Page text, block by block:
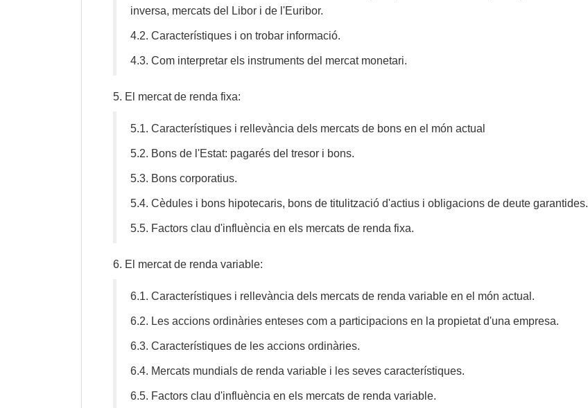
inversa, mercats del Libor i de l'Euribor.
4.2. Característiques i on trobar informació.
4.3. Com interpretar els instruments del mercat monetari.
5. El mercat de renda fixa:
5.1. Característiques i rellevància dels mercats de bons en el món actual
5.2. Bons de l'Estat: pagarés del tresor i bons.
5.3. Bons corporatius.
5.4. Cèdules i bons hipotecaris, bons de titulització d'actius i obligacions de deute garantides.
5.5. Factors clau d'influència en els mercats de renda fixa.
6. El mercat de renda variable:
6.1. Característiques i rellevància dels mercats de renda variable en el món actual.
6.2. Les accions ordinàries enteses com a participacions en la propietat d'una empresa.
6.3. Característiques de les accions ordinàries.
6.4. Mercats mundials de renda variable i les seves característiques.
6.5. Factors clau d'influència en els mercats de renda variable.